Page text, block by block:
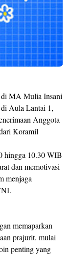
di MA Mulia Insani
di Aula Lantai 1,
Anggota
Koramil
hingga 10.30 WIB
dan memotivasi
menjaga
memaparkan
prajurit, mulai
penting yang